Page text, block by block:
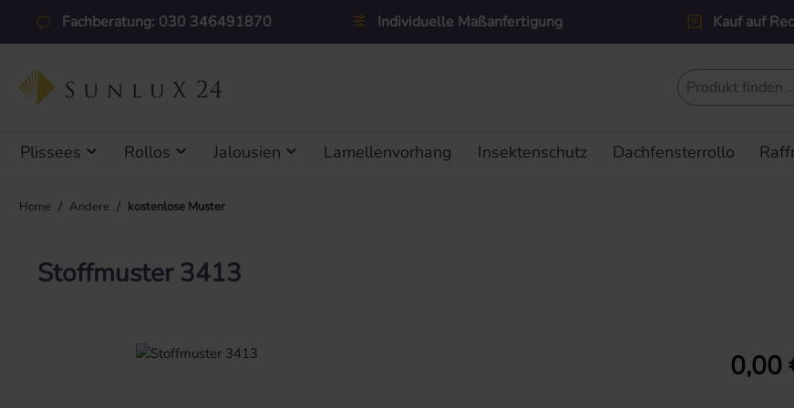
Hauptinhalt springen
Zur Suche springen
Zur Hauptnavigation springen
Fachberatung: 030 346491870 Individuelle Maßanfertigung Kauf auf
Plissees Rollos Jalousien Lamellenvorhang Insektenschutz Dachfensterrollo
Home / Andere / kostenlose Muster
Stoffmuster 3413
Bildergalerie überspringen Regulärer
0,00